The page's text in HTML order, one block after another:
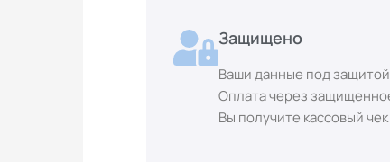
Защищено
Ваши данные под
Оплата через
Вы получите кассовый